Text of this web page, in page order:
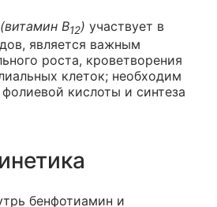
В12) участвует в
является важным
роста, кроветворения
клеток; необходим
кислоты и синтеза
бенфотиамин и